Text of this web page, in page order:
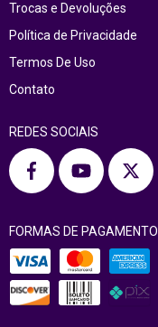
Trocas e Devoluções
Política de Privacidade
Termos De Uso
Contato
REDES SOCIAIS
FORMAS DE PAGAMENTO